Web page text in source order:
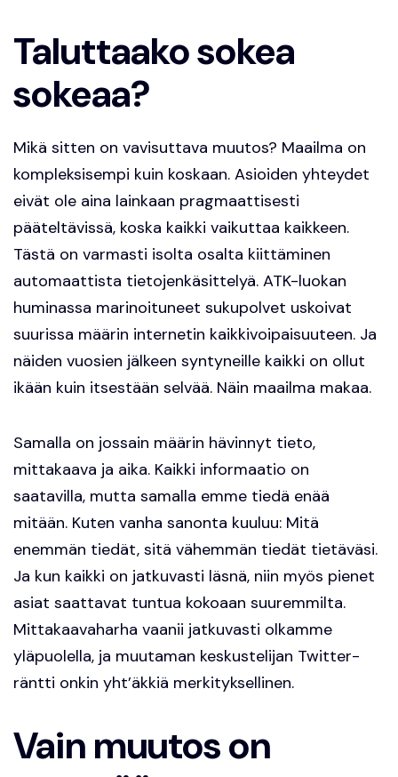
Taluttaako sokea
sokeaa?
Mikä sitten on vavisuttava muutos? Maailma on
kompleksisempi kuin koskaan. Asioiden yhteydet
eivät ole aina lainkaan pragmaattisesti
pääteltävissä, koska kaikki vaikuttaa kaikkeen.
Tästä on varmasti isolta osalta kiittäminen
automaattista tietojenkäsittelyä. ATK-luokan
huminassa marinoituneet sukupolvet uskoivat
suurissa määrin internetin kaikkivoipaisuuteen. Ja
näiden vuosien jälkeen syntyneille kaikki on ollut
ikään kuin itsestään selvää. Näin maailma makaa.
Samalla on jossain määrin hävinnyt tieto,
mittakaava ja aika. Kaikki informaatio on
saatavilla, mutta samalla emme tiedä enää
mitään. Kuten vanha sanonta kuuluu: Mitä
enemmän tiedät, sitä vähemmän tiedät tietäväsi.
Ja kun kaikki on jatkuvasti läsnä, niin myös pienet
asiat saattavat tuntua kokoaan suuremmilta.
Mittakaavaharha vaanii jatkuvasti olkamme
yläpuolella, ja muutaman keskustelijan Twitter-
räntti onkin yht’äkkiä merkityksellinen.
Vain muutos on